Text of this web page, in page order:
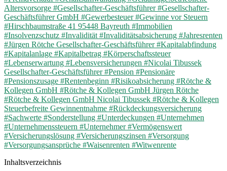
Altersvorsorge #Gesellschafter-Geschäftsführer#Gesellschafter-
Geschäftsführer GmbH #Gewerbesteuer#Gewinne vor Steuern
#Hirschbaumstraße 41 95448 Bayreuth #Immobilien
#Insolvenzschutz #Invalidität #Invaliditätsabsicherung #Jahresrenten
#Jürgen Rötche Gesellschafter-Geschäftsführer#Kapitalabfindung
#Kapitalanlage #Kapitalbetrag #Körperschaftssteuer
#Lebenserwartung #Lebensversicherungen #Nicolai Tibussek
Gesellschafter-Geschäftsführer#Pension #Pensionäre
#Pensionszusage #Rentenbeginn #Risikoabsicherung #Rötche &
Kollegen GmbH #Rötche & Kollegen GmbH Jürgen Rötche
#Rötche & Kollegen GmbH Nicolai Tibussek #Rötche & Kollegen
Steuerbefreite Gewinnentnahme #Rückdeckungsversicherung
#Sachwerte #Sonderstellung #Unterdeckungen #Unternehmen
#Unternehmenssteuern #Unternehmer#Vermögenswert
#Versicherungslösung #Versicherungszinsen #Versorgung
#Versorgungsansprüche #Waisenrenten #Witwenrente
Inhaltsverzeichnis